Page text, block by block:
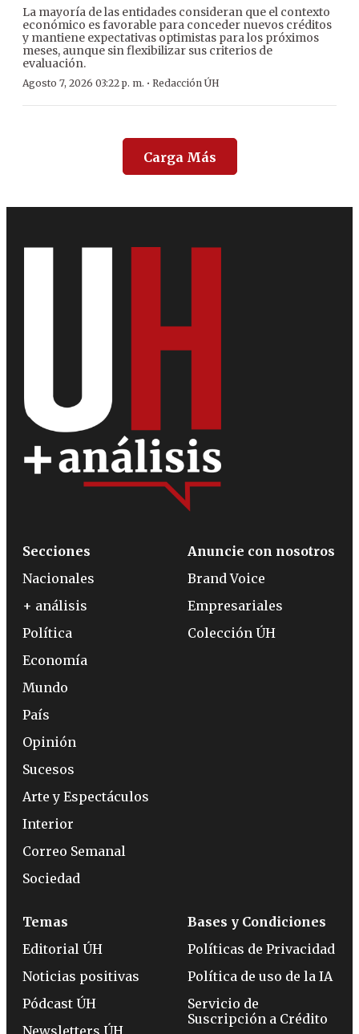
La mayoría de las entidades consideran que el contexto
económico es favorable para conceder nuevos créditos
y mantiene expectativas optimistas para los próximos
meses, aunque sin flexibilizar sus criterios de
evaluación.
Agosto 7, 2026 03:22 p. m. · Redacción ÚH
Carga Más
Secciones
Nacionales
+ análisis
Política
Economía
Mundo
País
Opinión
Sucesos
Arte y Espectáculos
Interior
Correo Semanal
Sociedad
Anuncie con nosotros
Brand Voice
Empresariales
Colección ÚH
Temas
Editorial ÚH
Noticias positivas
Pódcast ÚH
Newsletters ÚH
Bases y Condiciones
Políticas de Privacidad
Política de uso de la IA
Servicio de
Suscripción a Crédito